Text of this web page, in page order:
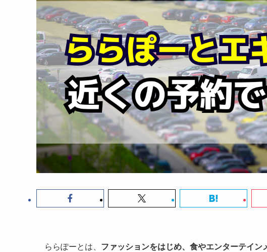
ららぽーとは、 ファッションをはじめ、食やエンターテイ